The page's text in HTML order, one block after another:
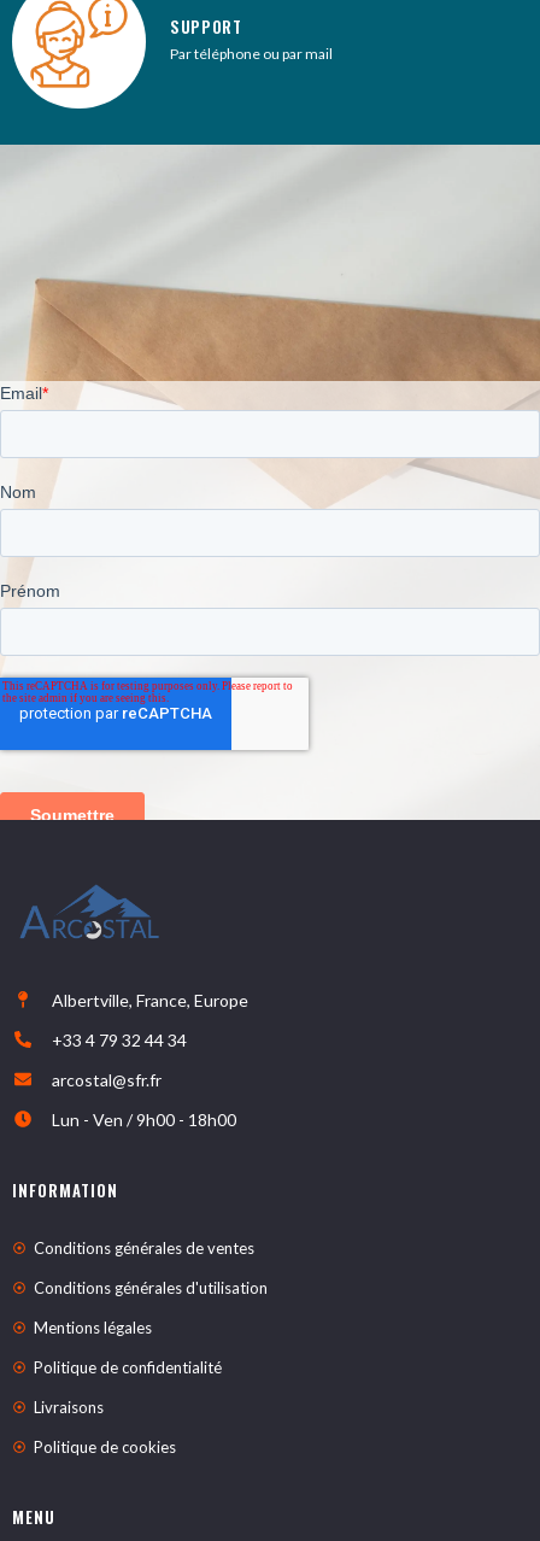
SUPPORT
Par téléphone ou par mail
Albertville, France, Europe
+33 4 79 32 44 34
arcostal@sfr.fr
Lun - Ven / 9h00 - 18h00
INFORMATION
Conditions générales de ventes
Conditions générales d'utilisation
Mentions légales
Politique de confidentialité
Livraisons
Politique de cookies
MENU